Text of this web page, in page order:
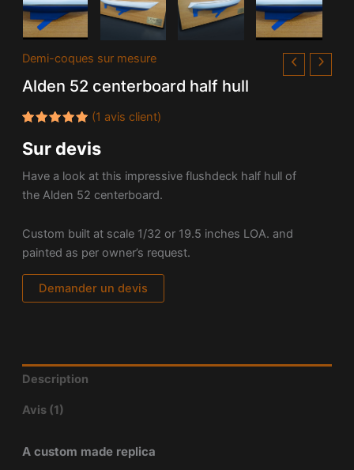
Demi-coques sur mesure
Alden 52 centerboard half hull
sur 5
basé
notation
client
(1 avis client)
Sur devis
Have a look at this impressive flushdeck half hull of
the Alden 52 centerboard.
Custom built at scale 1/32 or 19.5 inches LOA. and
painted as per owner’s request.
Demander un devis
Description
Avis (1)
A custom made replica